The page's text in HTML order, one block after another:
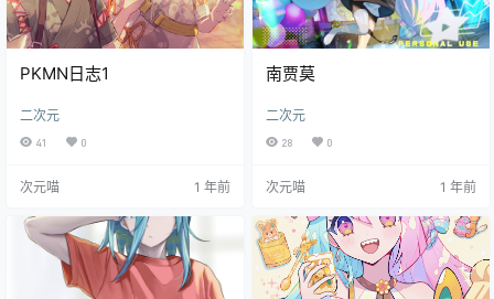
PKMN日志1
二次元
41 0
次元喵 1 年前
南贾莫
二次元
28 0
次元喵 1 年前